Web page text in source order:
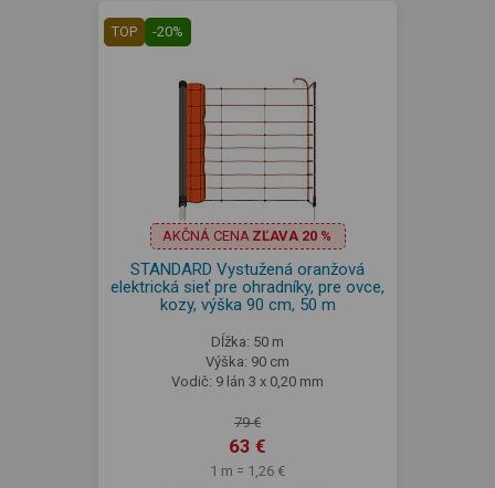
TOP -20%
AKČNÁ CENA ZĽAVA 20 %
STANDARD Vystužená oranžová
elektrická sieť pre ohradníky, pre ovce,
kozy, výška 90 cm, 50 m
Dĺžka: 50 m
Výška: 90 cm
Vodič: 9 lán 3 x 0,20 mm
79 €
63 €
1 m = 1,26 €